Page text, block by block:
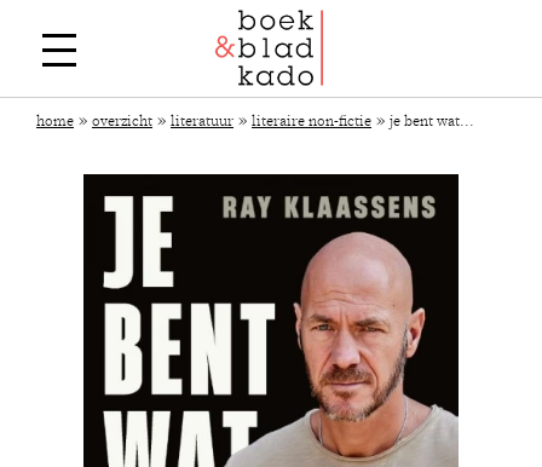
home » overzicht » literatuur » literaire non-fictie » je bent wat...